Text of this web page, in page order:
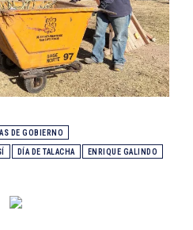
DE GOBIERNO
DÍA DE TALACHA ENRIQUE GALINDO